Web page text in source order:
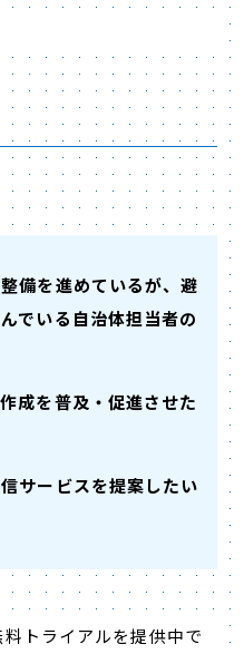
備を進めているが、避
でいる自治体担当者の
成を普及・促進させた
サービスを提案したい
トライアルを提供中で